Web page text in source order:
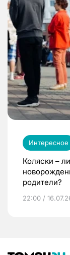
Интересное
Коляски –
родители?
22:00 /